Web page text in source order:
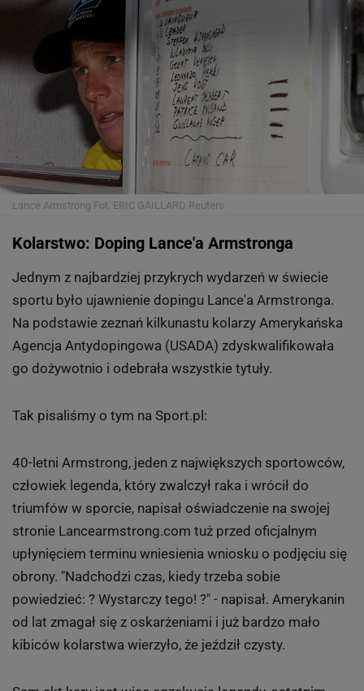
udało się.
Cały tekst czytajTUTAJ
Lance ArmstrongFot. ERIC GAILLARD Reuters
Kolarstwo: Doping Lance'a Armstronga
Jednym z najbardziej przykrych wydarzeń w świecie
sportu było ujawnienie dopingu Lance'a Armstronga.
Na podstawie zeznań kilkunastu kolarzy Amerykańska
Agencja Antydopingowa (USADA) zdyskwalifikowała
go dożywotnio i odebrała wszystkie tytuły.
Tak pisaliśmy o tym na Sport.pl: